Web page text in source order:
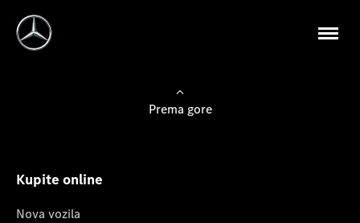
Prema gore
Kupite online
Nova vozila